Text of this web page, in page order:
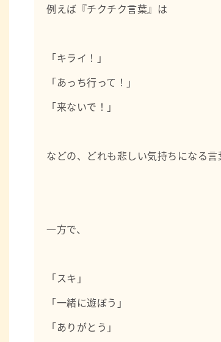
例えば『チクチク言葉』は
「キライ！」
「あっち行って！」
「来ないで！」
などの、どれも悲しい気持ちになる言
一方で、
「スキ」
「一緒に遊ぼう」
「ありがとう」